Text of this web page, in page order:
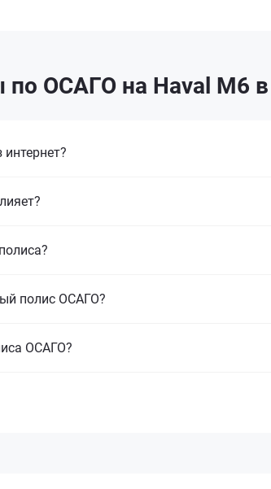
ОСАГО на Haval M6
полис ОСАГО?
ОСАГО?